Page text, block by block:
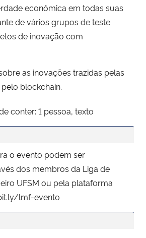
econômica em todas suas
de vários grupos de teste
de inovação com
as inovações trazidas pelas
blockchain.
o evento podem ser
dos membros da Liga de
UFSM ou pela plataforma
lmf-evento